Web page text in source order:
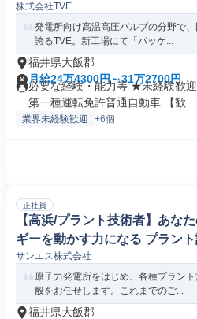
株式会社TVE
発電所向け高温高圧バルブの分野で
誇るTVE。新工場にて「パッケ...
福井県大飯郡
月給24万4300円～31万2700円
必要な経験・能力等 ★未経験歓
第一種運転免許普通自動車 【歓...
業界未経験歓迎 +6個
正社員
【高浜/プラント技術者】あな
ギーを動かす力になる プラン
サンエス株式会社
原子力発電所をはじめ、各種プラン
般をお任せします。これまでのご...
福井県大飯郡